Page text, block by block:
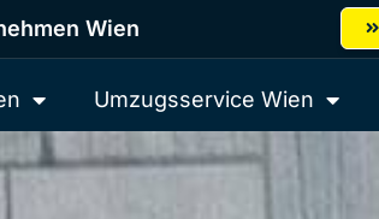
Wien
Umzugsservice Wien